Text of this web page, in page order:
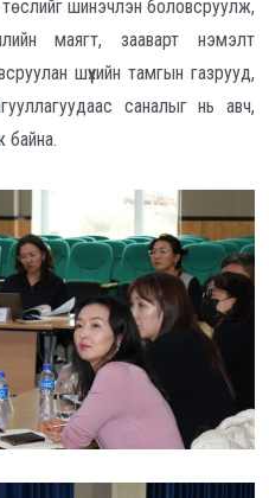
шинэчлэн боловсруулж,
маягт, зааварт нэмэлт
шүүхийн тамгын газрууд,
саналыг нь авч,